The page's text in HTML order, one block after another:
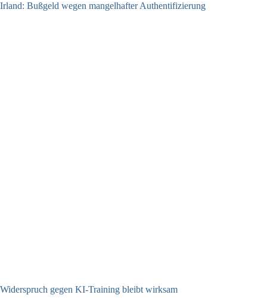
Irland: Bußgeld wegen mangelhafter Authentifizierung
Widerspruch gegen KI-Training bleibt wirksam